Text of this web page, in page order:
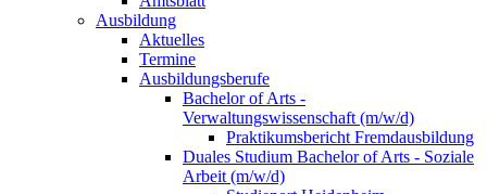
Ausbildung
Aktuelles
Termine
Ausbildungsberufe
Bachelor of Arts -
Verwaltungswissenschaft (m/w/d)
Praktikumsbericht Fremdausbildung
Duales Studium Bachelor of Arts - Soziale
Arbeit (m/w/d)